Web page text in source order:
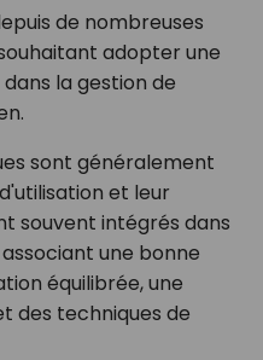
de nombreuses
adopter une
la gestion de
sont généralement
et leur
souvent intégrés dans
une bonne
équilibrée, une
des techniques de